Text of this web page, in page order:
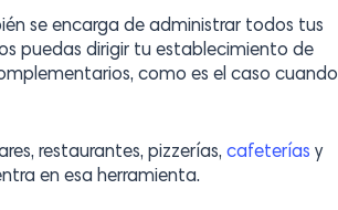
se encarga de administrar todos tus
puedas dirigir tu establecimiento de
como es el caso cuando
restaurantes, pizzerías, cafeterías y
en esa herramienta.